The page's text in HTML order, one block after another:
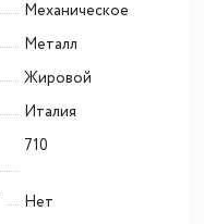
Механическое
Металл
Жировой
Италия
710
Нет